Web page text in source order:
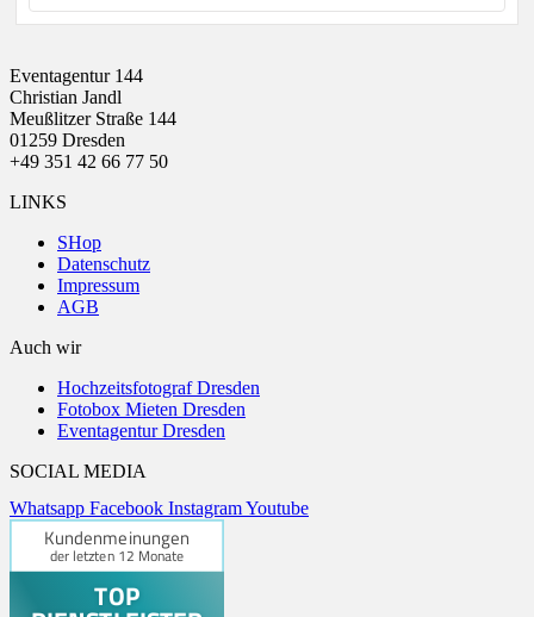
Eventagentur 144
Christian Jandl
Meußlitzer Straße 144
01259 Dresden
+49 351 42 66 77 50
LINKS
SHop
Datenschutz
Impressum
AGB
Auch wir
Hochzeitsfotograf Dresden
Fotobox Mieten Dresden
Eventagentur Dresden
SOCIAL MEDIA
Whatsapp Facebook InstagramYoutube